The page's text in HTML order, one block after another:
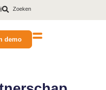
Zoeken
demo